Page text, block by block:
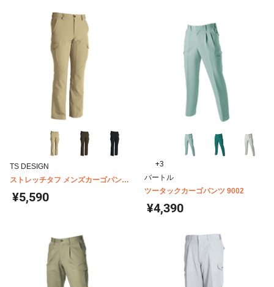
TS DESIGN
ストレッチタフ メンズカーゴパンツ
84614
¥5,590
+3
バートル
ツータックカーゴパンツ 9002
¥4,390